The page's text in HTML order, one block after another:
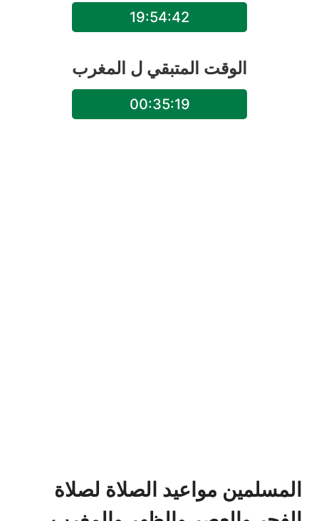
19:54:42
الوقت المتبقي ل المغرب
00:35:19
المسلمين مواعيد الصلاة لصلاة